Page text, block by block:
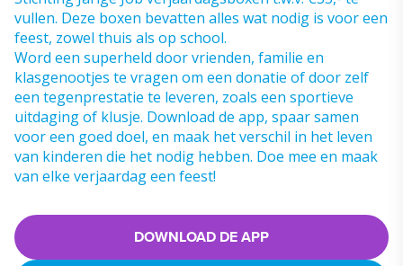
vullen. Deze boxen bevatten alles wat nodig is voor een
feest, zowel thuis als op school.
Word een superheld door vrienden, familie en
klasgenootjes te vragen om een donatie of door zelf
een tegenprestatie te leveren, zoals een sportieve
uitdaging of klusje. Download de app, spaar samen
voor een goed doel, en maak het verschil in het leven
van kinderen die het nodig hebben. Doe mee en maak
van elke verjaardag een feest!
DOWNLOAD DE APP